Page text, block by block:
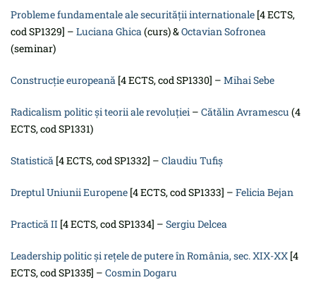
Probleme fundamentale ale securităţii internationale [4 ECTS,
cod SP1329] – Luciana Ghica(curs) &Octavian Sofronea
(seminar)
Construcţie europeană [4 ECTS, cod SP1330] – Mihai Sebe
Radicalism politic și teorii ale revoluției – Cătălin Avramescu (4
ECTS, cod SP1331)
Statistică [4 ECTS, cod SP1332] – Claudiu Tufiș
Dreptul Uniunii Europene [4 ECTS, cod SP1333] – Felicia Bejan
Practică II [4 ECTS, cod SP1334] – Sergiu Delcea
Leadership politic și rețele de putere în România, sec. XIX-XX [4
ECTS, cod SP1335] – Cosmin Dogaru